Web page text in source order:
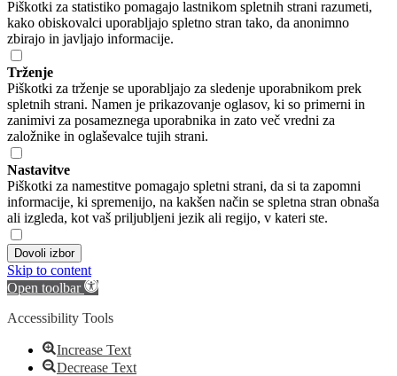
Piškotki za statistiko pomagajo lastnikom spletnih strani razumeti,
kako obiskovalci uporabljajo spletno stran tako, da anonimno
zbirajo in javljajo informacije.
Trženje
Piškotki za trženje se uporabljajo za sledenje uporabnikom prek
spletnih strani. Namen je prikazovanje oglasov, ki so primerni in
zanimivi za posameznega uporabnika in zato več vredni za
založnike in oglaševalce tujih strani.
Nastavitve
Piškotki za namestitve pomagajo spletni strani, da si ta zapomni
informacije, ki spremenijo, na kakšen način se spletna stran obnaša
ali izgleda, kot vaš priljubljeni jezik ali regijo, v kateri ste.
Dovoli izbor
Skip to content
Open toolbar
Accessibility Tools
Increase Text
Decrease Text